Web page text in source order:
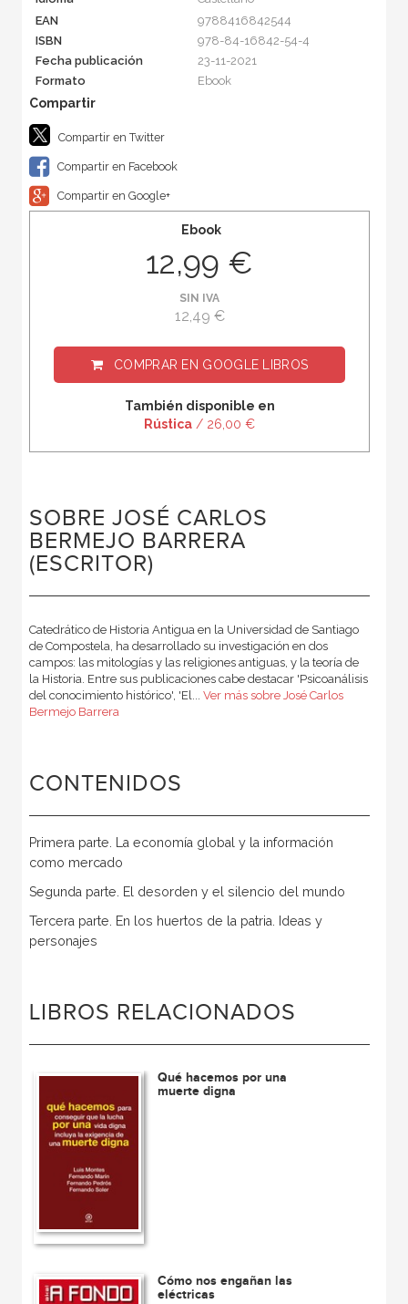
EAN
9788416842544
ISBN
978-84-16842-54-4
Fecha publicación
23-11-2021
Formato
Ebook
Compartir en Twitter
Compartir en Facebook
Compartir en Google+
Ebook
12,99 €
SIN IVA
12,49 €
COMPRAR EN GOOGLE LIBROS
También disponible en
Rústica / 26,00 €
SOBRE JOSÉ CARLOS
BERMEJO BARRERA
(ESCRITOR)
Catedrático de Historia Antigua en la Universidad de Santiago
de Compostela, ha desarrollado su investigación en dos
campos: las mitologías y las religiones antiguas, y la teoría de
la Historia. Entre sus publicaciones cabe destacar 'Psicoanálisis
del conocimiento histórico', 'El... Ver más sobre José Carlos
Bermejo Barrera
CONTENIDOS
Primera parte. La economía global y la información
como mercado
Segunda parte. El desorden y el silencio del mundo
Tercera parte. En los huertos de la patria. Ideas y
personajes
LIBROS RELACIONADOS
Qué hacemos por una
muerte digna
Cómo nos engañan las
eléctricas